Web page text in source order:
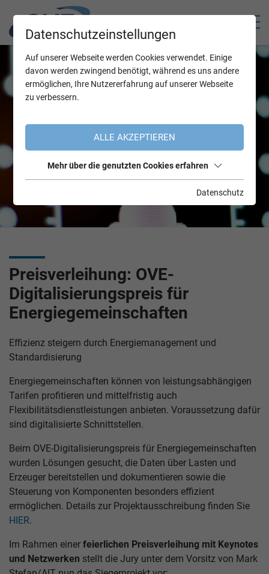
Preisverleihung: OVE-
Digitalisierungspreis für
Energiegemeinschaften
Effizienz steigern durch Energiemanagement und
Standardisierung
Energiegemeinschaften können von leistungsabhängigen
Tarifen profitieren und mittelfristig auch
Flexibilitätsdienstleistungen anbieten. Voraussetzung dafür
sind digitalisierte Schnittstellen.
Beim OVE-Digitalisierungspreis für Energiegemeinschaften
wurden Lösungen gesucht, die Daten über Lasten und
Erzeuger bereitstellen und dokumentieren sowie die
Steuerung von Komponenten besonders effizient
ermöglichen. Details zur Projektausschreibung finden Sie
HIER.
Im Rahmen einer feierlichen Preisverleihung mit Keynotes
und Netzwerken stellt die Jury unter dem Vorsitz von Mark
Datenschutzeinstellungen
Auf unserer Webseite werden Cookies verwendet. Einige
davon werden zwingend benötigt, während es uns andere
ermöglichen, Ihre Nutzererfahrung auf unserer Webseite
zu verbessern.
ALLE AKZEPTIEREN
Mehr über die genutzten Cookies erfahren
Datenschutz